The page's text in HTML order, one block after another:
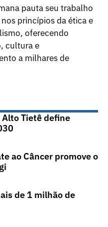
pauta seu trabalho
princípios da ética e
oferecendo
cultura e
a milhares de
Alto Tietê define
ao Câncer promove o
de 1 milhão de